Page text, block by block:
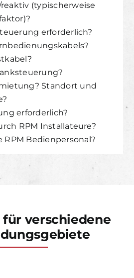
(typischerweise
erforderlich?
Standort und
erforderlich?
RPM Installateure?
RPM Bedienpersonal?
für verschiedene